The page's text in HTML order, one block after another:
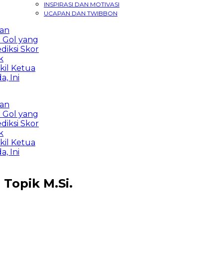
INSPIRASI DAN MOTIVASI
UCAPAN DAN TWIBBON
yang
Skor
yang
Skor
Topik M.Si.